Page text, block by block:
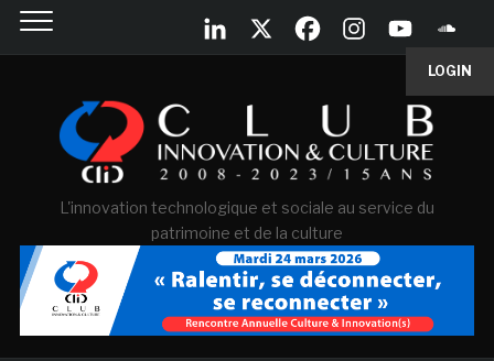
LOGIN
L'innovation technologique et sociale au service du
patrimoine et de la culture